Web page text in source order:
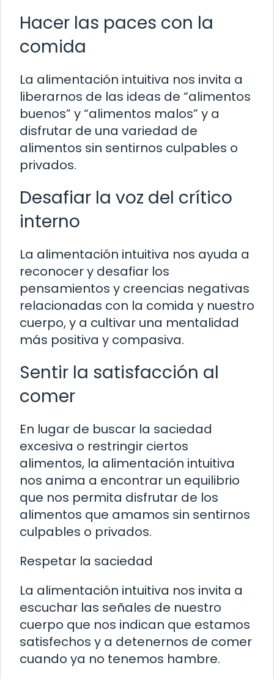
Hacer las paces con la
comida
La alimentación intuitiva nos invita a
liberarnos de las ideas de “alimentos
buenos” y “alimentos malos” y a
disfrutar de una variedad de
alimentos sin sentirnos culpables o
privados.
Desafiar la voz del crítico
interno
La alimentación intuitiva nos ayuda a
reconocer y desafiar los
pensamientos y creencias negativas
relacionadas con la comida y nuestro
cuerpo, y a cultivar una mentalidad
más positiva y compasiva.
Sentir la satisfacción al
comer
En lugar de buscar la saciedad
excesiva o restringir ciertos
alimentos, la alimentación intuitiva
nos anima a encontrar un equilibrio
que nos permita disfrutar de los
alimentos que amamos sin sentirnos
culpables o privados.
Respetar la saciedad
La alimentación intuitiva nos invita a
escuchar las señales de nuestro
cuerpo que nos indican que estamos
satisfechos y a detenernos de comer
cuando ya no tenemos hambre.